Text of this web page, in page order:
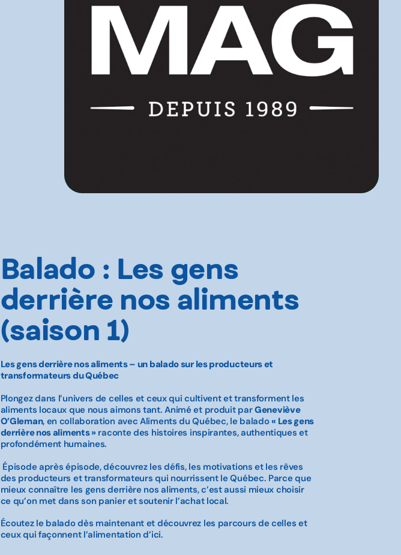
Balado : Les gens
derrière nos aliments
(saison 1)
Les gens derrière nos aliments – un balado sur les producteurs et
transformateurs du Québec
Plongez dans l’univers de celles et ceux qui cultivent et transforment les
aliments locaux que nous aimons tant. Animé et produit parGeneviève
O’Gleman, en collaboration avec Aliments du Québec, le balado« Les gens
derrière nos aliments »raconte des histoires inspirantes, authentiques et
profondément humaines.
Épisode après épisode, découvrez les défis, les motivations et les rêves
des producteurs et transformateurs qui nourrissent le Québec. Parce que
mieux connaître les gens derrière nos aliments, c’est aussi mieux choisir
ce qu’on met dans son panier et soutenir l’achat local.
Écoutez le balado dès maintenant et découvrez les parcours de celles et
ceux qui façonnent l’alimentation d’ici.